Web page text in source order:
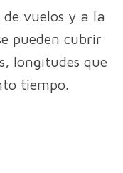
de vuelos y a la
pueden cubrir
longitudes que
tiempo.